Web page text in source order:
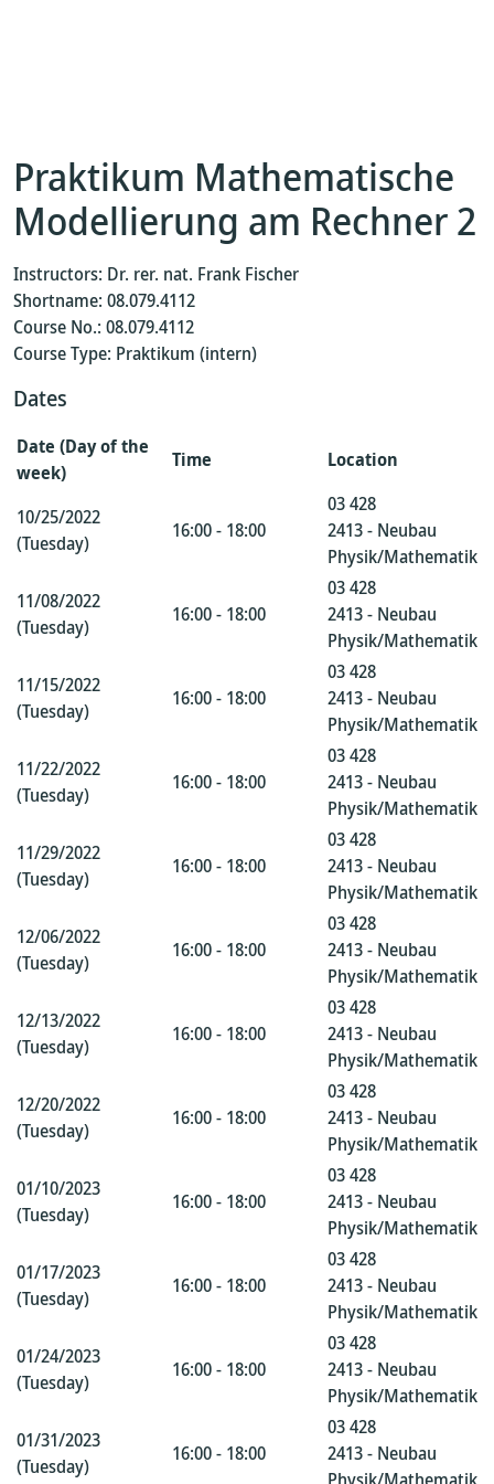
Praktikum Mathematische
Modellierung am Rechner 2
Instructors: Dr. rer. nat. Frank Fischer
Shortname: 08.079.4112
Course No.: 08.079.4112
Course Type: Praktikum (intern)
Dates
Date (Day of the
week)
Time Location
10/25/2022
(Tuesday)
16:00 - 18:00
03 428
2413 - Neubau
Physik/Mathematik
11/08/2022
(Tuesday)
16:00 - 18:00
03 428
2413 - Neubau
Physik/Mathematik
11/15/2022
(Tuesday)
16:00 - 18:00
03 428
2413 - Neubau
Physik/Mathematik
11/22/2022
(Tuesday)
16:00 - 18:00
03 428
2413 - Neubau
Physik/Mathematik
11/29/2022
(Tuesday)
16:00 - 18:00
03 428
2413 - Neubau
Physik/Mathematik
12/06/2022
(Tuesday)
16:00 - 18:00
03 428
2413 - Neubau
Physik/Mathematik
12/13/2022
(Tuesday)
16:00 - 18:00
03 428
2413 - Neubau
Physik/Mathematik
12/20/2022
(Tuesday)
16:00 - 18:00
03 428
2413 - Neubau
Physik/Mathematik
01/10/2023
(Tuesday)
16:00 - 18:00
03 428
2413 - Neubau
Physik/Mathematik
01/17/2023
(Tuesday)
16:00 - 18:00
03 428
2413 - Neubau
Physik/Mathematik
01/24/2023
(Tuesday)
16:00 - 18:00
03 428
2413 - Neubau
Physik/Mathematik
01/31/2023
(Tuesday)
16:00 - 18:00
03 428
2413 - Neubau